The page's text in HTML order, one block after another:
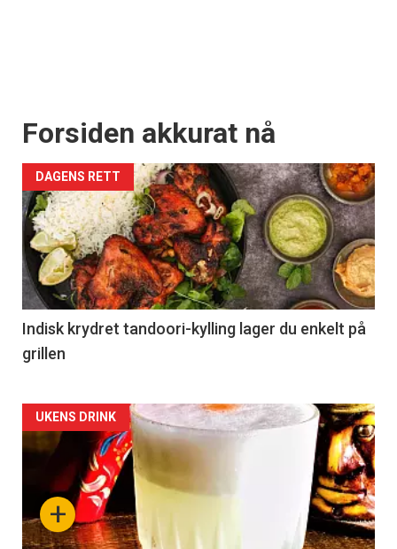
Forsiden akkurat nå
DAGENS RETT
Indisk krydret tandoori-kylling lager du enkelt på
grillen
Forsiden
akkurat
nå
-
+
UKENS DRINK